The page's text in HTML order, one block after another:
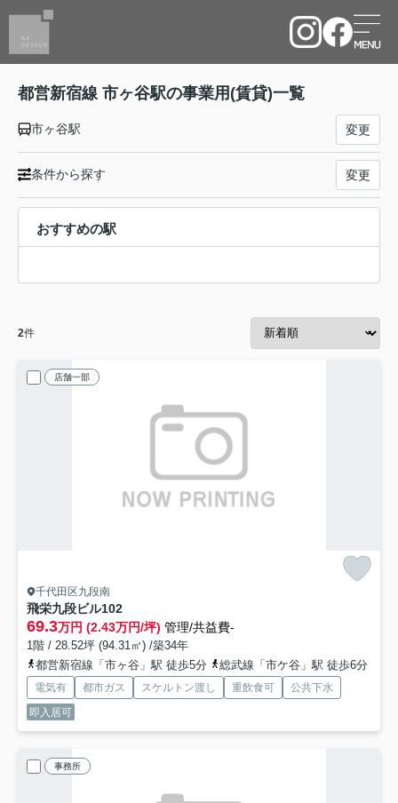
都営新宿線 市ヶ谷駅の事業用(賃貸)一覧
市ヶ谷駅 変更
条件から探す 変更
おすすめの駅
2件
店舗一部
千代田区九段南
飛栄九段ビル102
69.3万円 (2.43万円/坪) 管理/共益費-
1階 / 28.52坪 (94.31㎡) /築34年
都営新宿線「市ヶ谷」駅 徒歩5分
総武線「市ケ谷」駅 徒歩6分
電気有 都市ガス スケルトン渡し 重飲食可
公共下水
即入居可
事務所